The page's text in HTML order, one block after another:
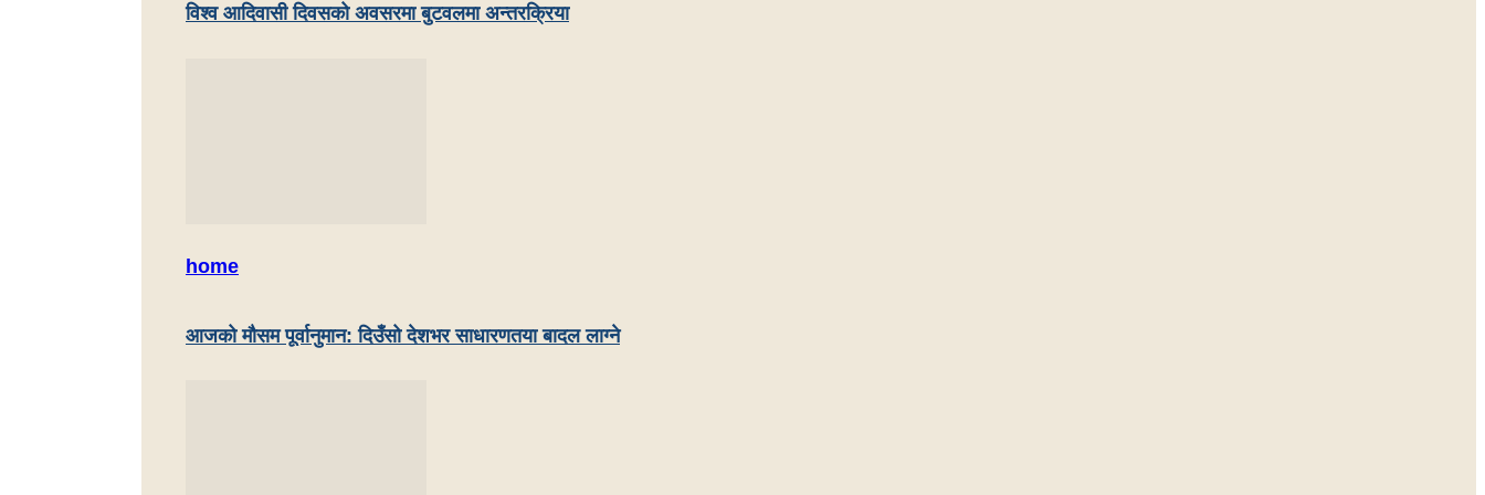
विश्व आदिवासी दिवसको अवसरमा बुटवलमा अन्तरक्रिया
home
आजको मौसम पूर्वानुमान: दिउँसो देशभर साधारणतया बादल लाग्ने